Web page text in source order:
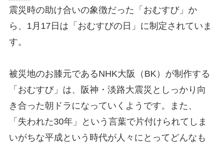
震災時の助け合いの象徴だった「おむすび」か
ら、1月17日は「おむすびの日」に制定されていま
す。
被災地のお膝元であるNHK大阪（BK）が制作する
「おむすび」は、阪神・淡路大震災としっかり向
き合った朝ドラになっていくようです。また、
「失われた30年」という言葉で片付けられてしま
いがちな平成という時代が人々にとってどんなも